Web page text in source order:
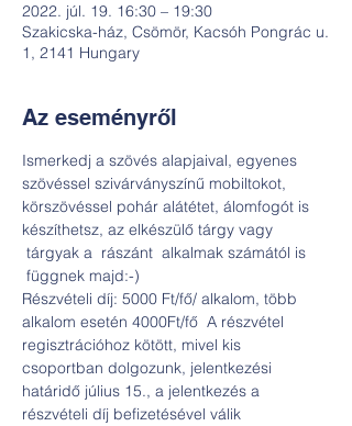
2022. júl. 19. 16:30 – 19:30
Szakicska-ház, Csömör, Kacsóh Pongrác u.
1, 2141 Hungary
Az eseményről
Ismerkedj a szövés alapjaival, egyenes
szövéssel szivárványszínű mobiltokot,
körszövéssel pohár alátétet, álomfogót is
készíthetsz, az elkészülő tárgy vagy
tárgyak a  rászánt  alkalmak számától is
függnek majd:-)
Részvételi díj: 5000 Ft/fő/ alkalom, több
alkalom esetén 4000Ft/fő  A részvétel
regisztrációhoz kötött, mivel kis
csoportban dolgozunk, jelentkezési
határidő július 15., a jelentkezés a
részvételi díj befizetésével válik